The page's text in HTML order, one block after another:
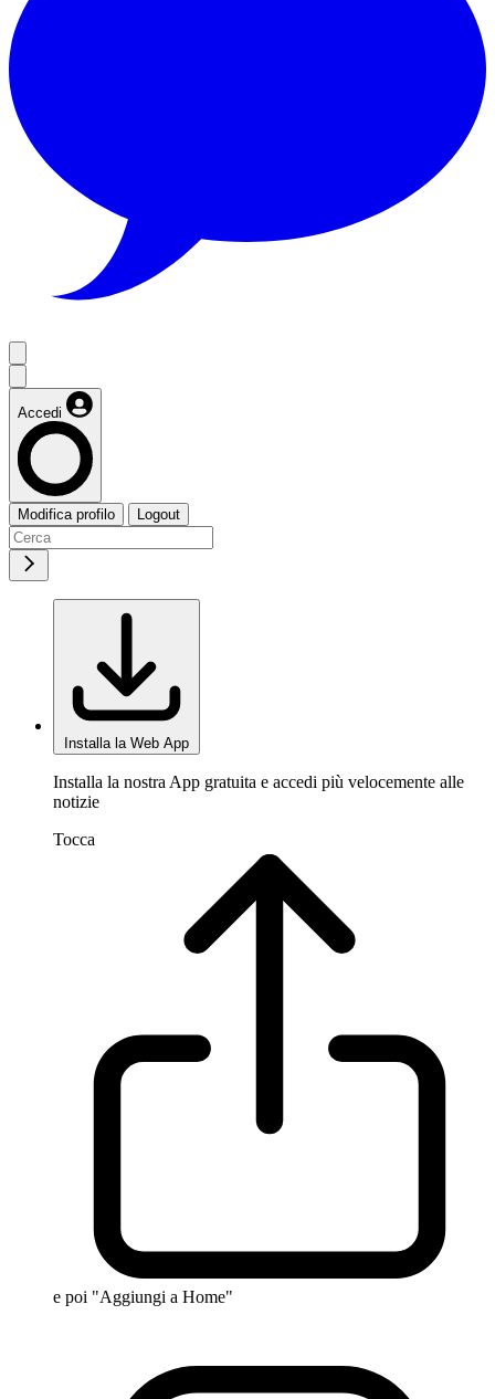
Accedi
Modifica profilo Logout
Installa la Web App
Installa la nostra App gratuita e accedi più velocemente alle
notizie
Tocca
e poi "Aggiungi a Home"